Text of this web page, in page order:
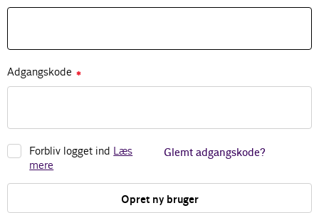
Adgangskode ✱
Forbliv logget ind Læs
mere
Glemt adgangskode?
Opret ny bruger